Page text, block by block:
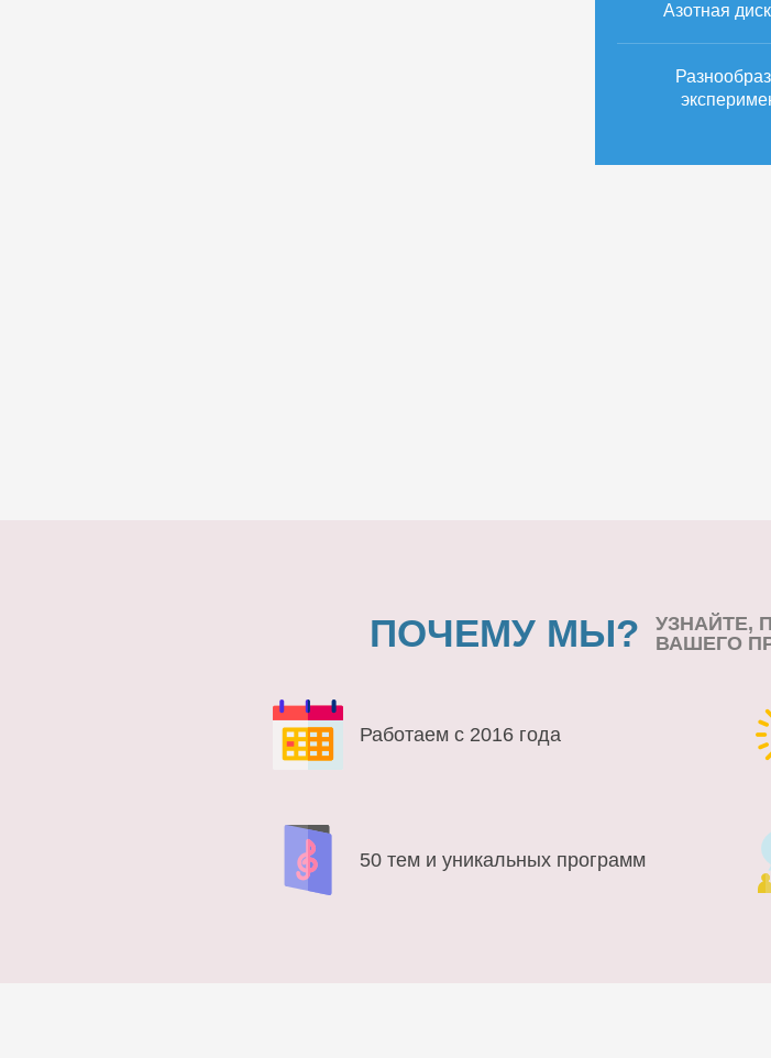
Азотная
ПОЧЕМУ МЫ?
УЗНАЙТЕ,
ВАШЕГО
Работаем с 2016 года
50 тем и уникальных программ